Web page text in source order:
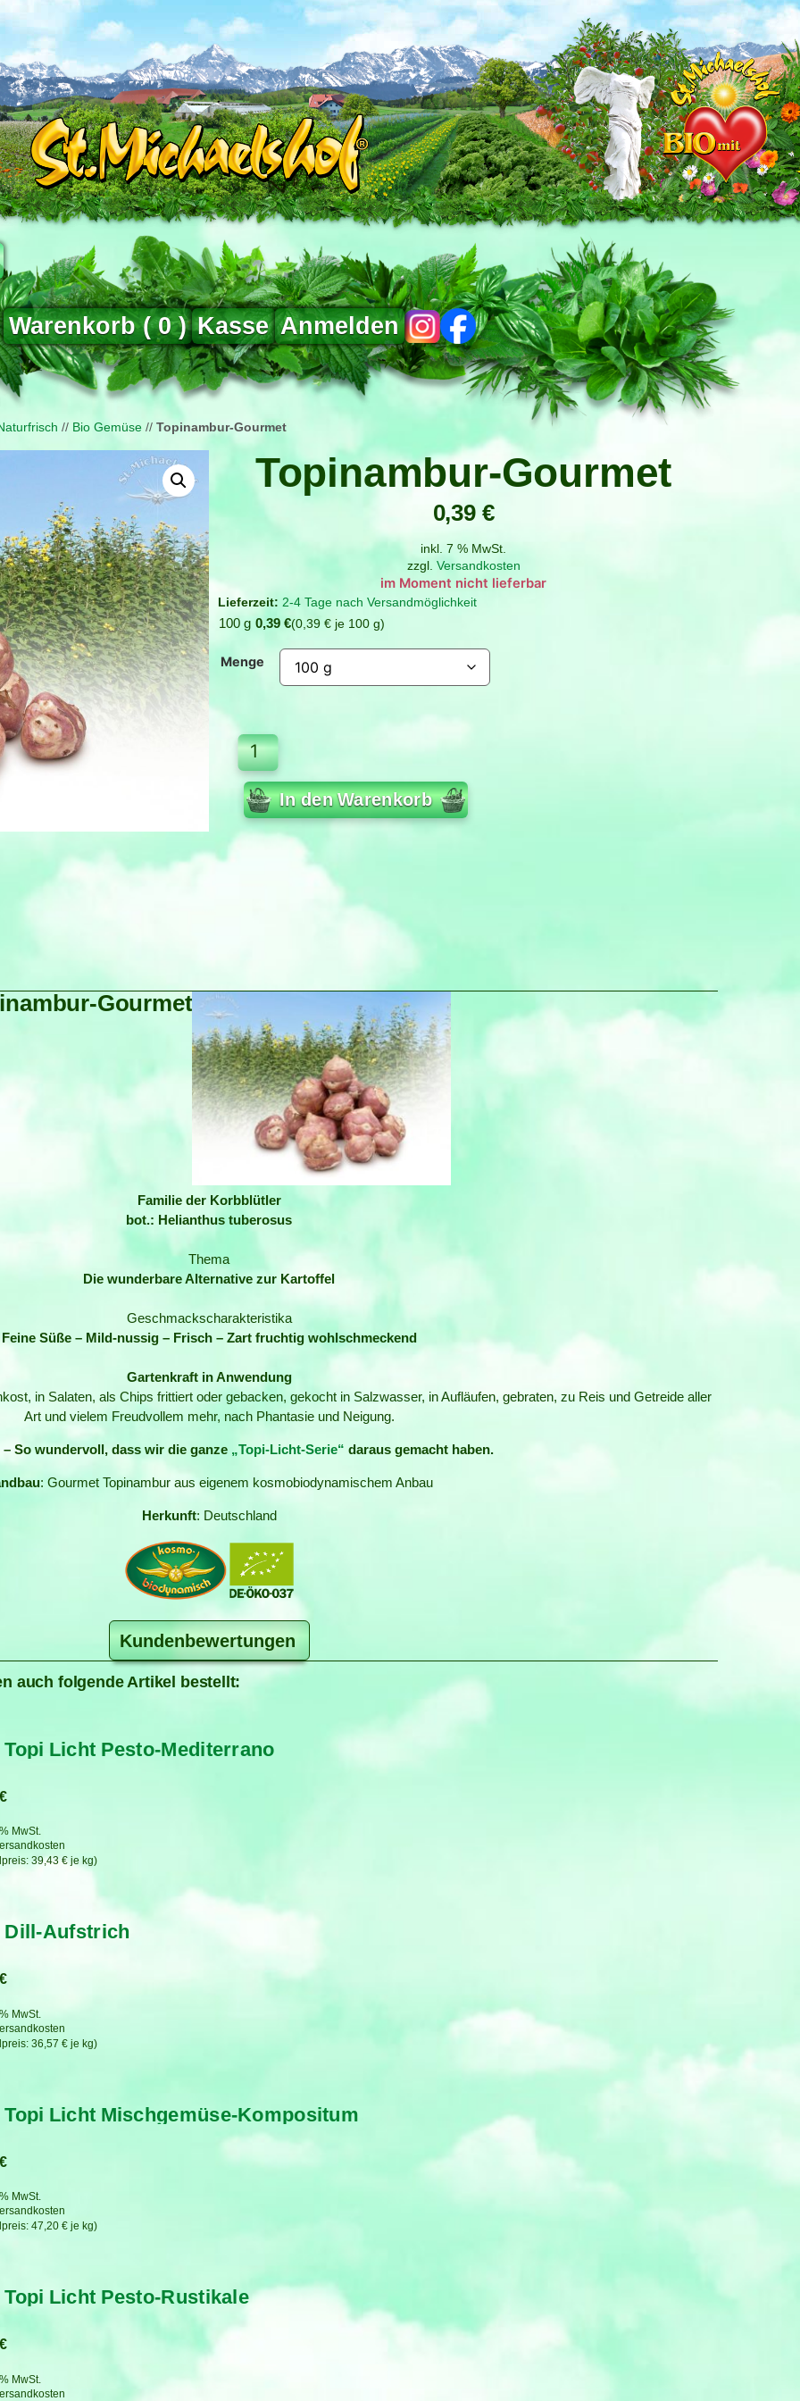
Warenkorb (0) Kasse
ig fb
Anmelden
// Bio Gemüse // Topinambur-Gourmet
Topinambur-Gourmet
0,39 €
inkl. 7 % MwSt.
zzgl. Versandkosten
Verfügbar bei Nachbestellung
2-4 Tage nach Versandmöglichkeit
100 g 0,39 € 0,39 €je 100 g
Menge
In den Warenkorb
Gourmet
Familie der Korbblütler
bot.: Helianthus tuberosus
Thema
Die wunderbare Alternative zur Kartoffel
Geschmackscharakteristika
Feine Süße – Mild-nussig – Frisch – Zart fruchtig wohlschmeckend
Gartenkraft in Anwendung
in Salaten, als Chips frittiert oder gebacken, gekocht in Salzwasser, in Aufläufen, gebraten, zu Reis und Getreide aller
Art und vielem Freudvollem mehr, nach Phantasie und Neigung.
So wundervoll, dass wir die ganze „Topi-Licht-Serie“ daraus gemacht haben.
: Gourmet Topinambur aus eigenem kosmobiodynamischem Anbau
Herkunft: Deutschland
Kundenbewertungen
auch folgende Artikel bestellt:
Licht Pesto-Mediterrano
€
39,43€je kg
MwSt.
Dill-Aufstrich
€
36,57 € je kg
MwSt.
Licht Mischgemüse-Kompositum
€
47,20 € je kg
MwSt.
Licht Pesto-Rustikale
€
MwSt.